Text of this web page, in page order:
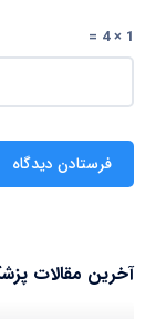
1 × 4 =
آخرین مقالات